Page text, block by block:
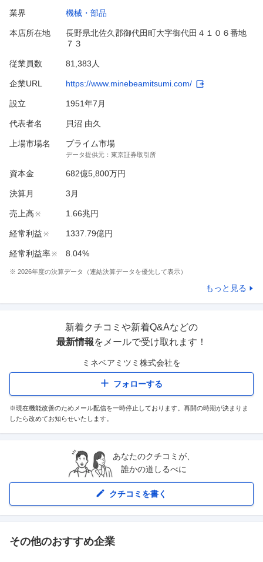
業界 機械・部品
本店所在地
長野県北佐久郡御代田町大字御代田４１０６番地
７３
従業員数 81,383人
企業URL https://www.minebeamitsumi.com/
設立 1951年7月
代表者名 貝沼 由久
上場市場名 プライム市場
データ提供元： 東京証券取引所
資本金 682億5,800万円
決算月 3 月
売上高 ※ 1.66兆円
経常利益 ※ 1337.79億円
経常利益率※ 8.04%
※ 2026年度の決算データ（連結決算データを優先して表示）
もっと見る
新着クチコミや新着Q&Aなどの
最新情報をメールで受け取れます！
ミネベアミツミ株式会社を
フォローする
※現在機能改善のためメール配信を一時停止しております。再開の時期が決まりま
したら改めてお知らせいたします。
あなたのクチコミが、
誰かの道しるべに
クチコミを書く
その他のおすすめ企業